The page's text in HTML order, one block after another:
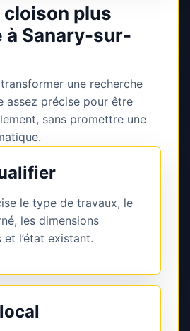
plus
à Sanary-sur-
une recherche
assez précise pour être
sans promettre une
le type de travaux, le
les dimensions
l’état existant.